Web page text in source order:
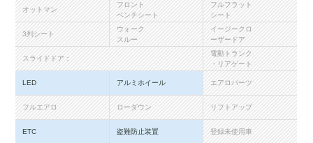
オットマン
フロント
ベンチシート
フルフラット
シート
3列シート
ウォーク
スルー
イージークロ
ーザードア
スライドドア：
電動トランク
・リアゲート
LED アルミホイール エアロパーツ
フルエアロ ローダウン リフトアップ
ETC 盗難防止装置 登録未使用車